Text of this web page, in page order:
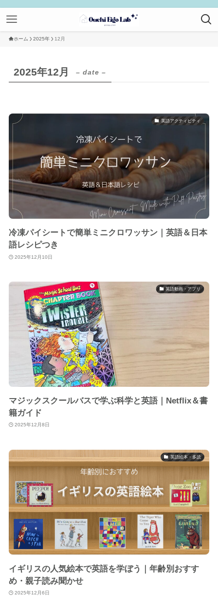
ホーム 2025年 12月
2025年12月 – date –
英語アクティビティ
冷凍パイシートで簡単ミニクロワッサン｜英語＆日本
語レシピつき
2025年12月10日
英語動画・アプリ
マジックスクールバスで学ぶ科学と英語｜Netflix＆書
籍ガイド
2025年12月8日
英語絵本・多読
イギリスの人気絵本で英語を学ぼう｜年齢別おすす
め・親子読み聞かせ
2025年12月6日